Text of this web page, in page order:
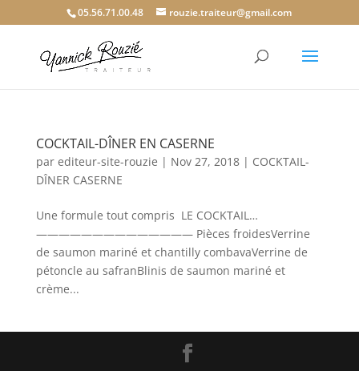
05.56.71.00.48 rouzie.traiteur@gmail.com
COCKTAIL-DÎNER EN CASERNE
par editeur-site-rouzie | Nov 27, 2018| COCKTAIL-
DÎNER CASERNE
Une formule tout compris LE COCKTAIL…
—————————————— Pièces froidesVerrine
de saumon mariné et chantilly combavaVerrine de
pétoncle au safranBlinis de saumon mariné et
crème...